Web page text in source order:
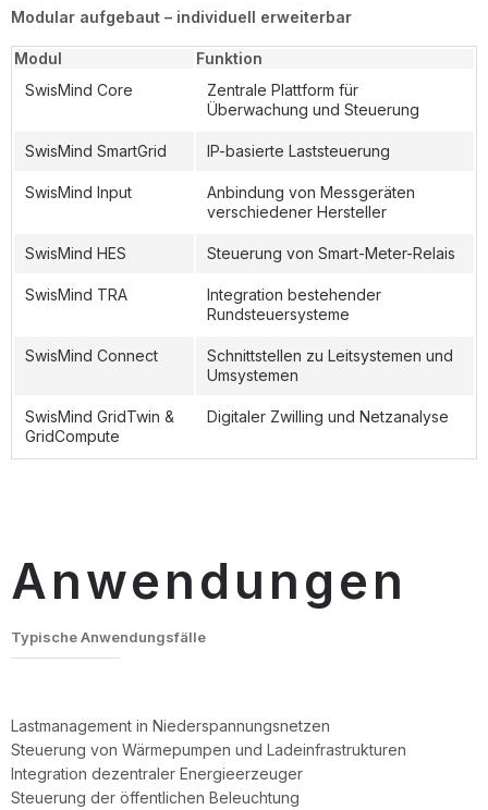
Modular aufgebaut – individuell erweiterbar
Modul
Funktion
SwisMind Core
Zentrale Plattform für
Überwachung und Steuerung
SwisMind SmartGrid IP-basierte Laststeuerung
SwisMind Input
Anbindung von Messgeräten
verschiedener Hersteller
SwisMind HES Steuerung von Smart-Meter-Relais
SwisMind TRA
Integration bestehender
Rundsteuersysteme
SwisMind Connect
Schnittstellen zu Leitsystemen und
Umsystemen
SwisMind GridTwin &
GridCompute
Digitaler Zwilling und Netzanalyse
Anwendungen
Typische Anwendungsfälle
Lastmanagement in Niederspannungsnetzen
Steuerung von Wärmepumpen und Ladeinfrastrukturen
Integration dezentraler Energieerzeuger
Steuerung der öffentlichen Beleuchtung